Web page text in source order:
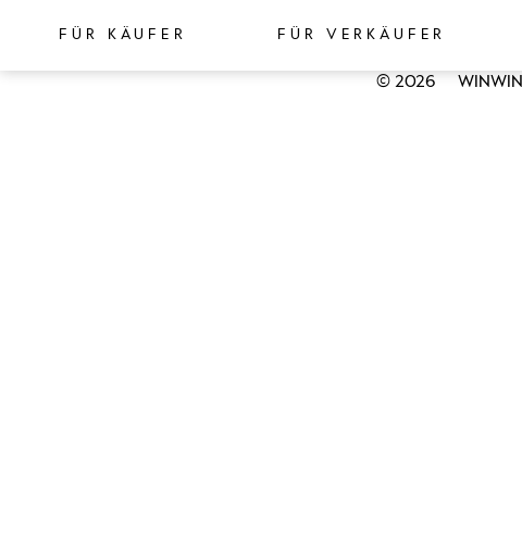
FÜR KÄUFER FÜR VERKÄUFER
© 2026